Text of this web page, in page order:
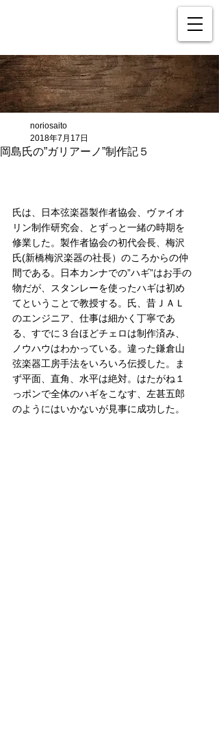
岡島氏の”ガリアーノ”制作記５
noriosaito
2018年7月17日
氏は、日本弦楽器製作者協会、ヴァイオ
リン制作研究会、とずっと一緒の時期を
修業した。製作者協会の初代会長、梅沢
氏(新橋梅沢楽器の社長）のころからの仲
間である。日本カンナでの”ハギ”はお手の
物だが、スタンレーを使ったハギは初め
てということで教授する。氏、昔ＪＡＬ
のエンジニア、仕事は細かく丁寧であ
る、すでに３台ほどチェロは制作済み、
ノウハウはわかっている。違った鎌倉山
弦楽器工房手法をいろいろ伝授した。ま
ず平面、直角、水平は絶対。はたがね１
っポンで全体のハギをこなす、左甚五郎
のようにはいかないが見事に成功した。